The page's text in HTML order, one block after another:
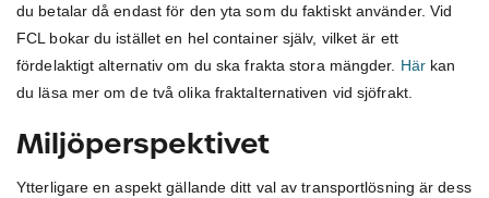
du betalar då endast för den yta som du faktiskt använder. Vid
FCL bokar du istället en hel container själv, vilket är ett
fördelaktigt alternativ om du ska frakta stora mängder. Härkan
du läsa mer om de två olika fraktalternativen vid sjöfrakt.
Miljöperspektivet
Ytterligare en aspekt gällande ditt val av transportlösning är dess